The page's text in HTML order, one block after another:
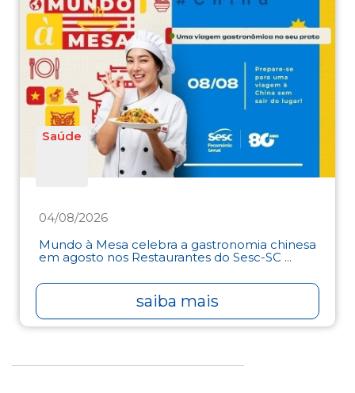
Saúde
04/08/2026
Mundo à Mesa celebra a gastronomia chinesa
em agosto nos Restaurantes do Sesc-SC ...
saiba mais